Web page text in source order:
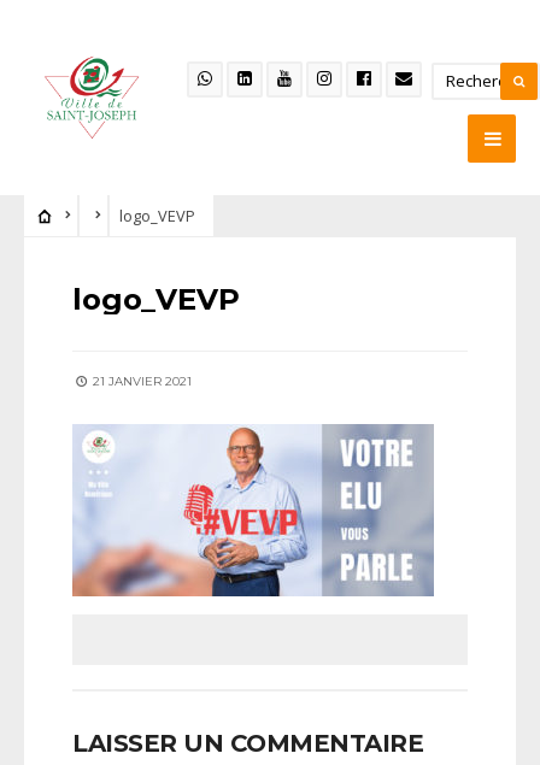
logo_VEVP
logo_VEVP
21 JANVIER 2021
LAISSER UN COMMENTAIRE